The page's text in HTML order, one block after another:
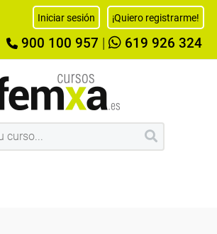
Iniciar sesión ¡Quiero registrarme!
900 100 957 619 926 324